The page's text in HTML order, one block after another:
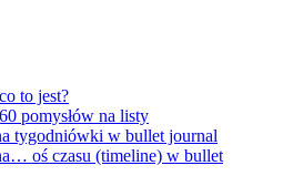
to jest?
pomysłów na listy
tygodniówki w bullet journal
oś czasu (timeline) w bullet